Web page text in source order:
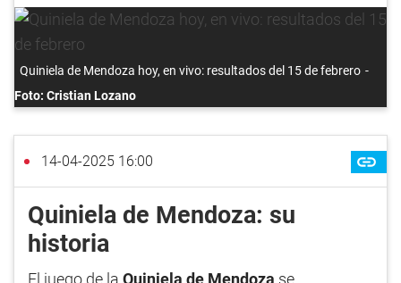
Quiniela de Mendoza hoy, en vivo: resultados del 15 de febrero
Foto: Cristian Lozano
14-04-2025 16:00
Quiniela de Mendoza: su
historia
El juego de la Quiniela de Mendoza se